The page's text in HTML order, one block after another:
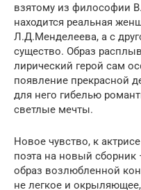
взятому из философии
находится реальная
Л.Д.Менделеева, а с
существо. Образ
лирический герой сам
появление прекрасной
для него гибелью
светлые мечты.
Новое чувство, к
поэта на новый сборник
образ возлюбленной
не легкое и